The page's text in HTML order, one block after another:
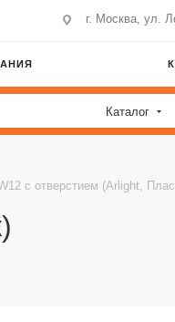
г. Москва, ул.
Каталог
с отверстием (Arlight,